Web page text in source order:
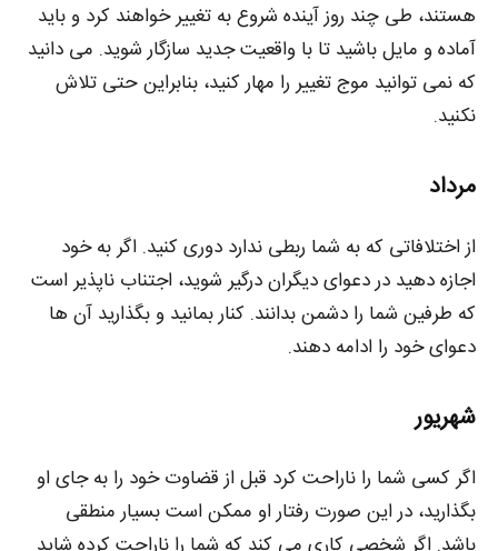
هستند، طی چند روز آینده شروع به تغییر خواهند کرد و باید
آماده و مایل باشید تا با واقعیت جدید سازگار شوید. می‌ دانید
که نمی‌ توانید موج تغییر را مهار کنید، بنابراین حتی تلاش
نکنید.
مرداد
از اختلافاتی که به شما ربطی ندارد دوری کنید. اگر به خود
اجازه دهید در دعوای دیگران درگیر شوید، اجتناب ناپذیر است
که طرفین شما را دشمن بدانند. کنار بمانید و بگذارید آن ها
دعوای خود را ادامه دهند.
شهریور
اگر کسی شما را ناراحت کرد قبل از قضاوت خود را به جای او
بگذارید، در این صورت رفتار او ممکن است بسیار منطقی